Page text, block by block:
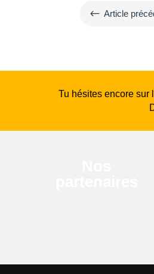
# Article
Tu hésites encore sur